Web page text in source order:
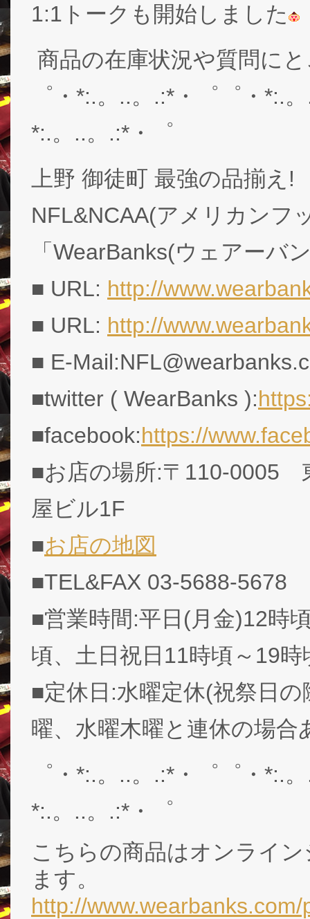
1:1トークも開始しました
商品の在庫状況や質問に
゜・*:.。..。.:*・゜゜・*:.
*:.。..。.:*・゜
上野 御徒町 最強の品揃え!
NFL&NCAA(アメリカンフ
「WearBanks(ウェアーバ
■ URL: http://
■ URL: http://
■ E-
■twitter ( WearBanks ):
■facebook:https://
■お店の場所:〒110-0005
屋ビル1F
■お店の地図
■TEL&FAX 03-5688-5678
■営業時間:平日(月金)12時
頃、土日祝日11時頃～19時
■定休日:水曜定休(祝祭日
曜、水曜木曜と連休の場合
゜・*:.。..。.:*・゜゜・*:.
*:.。..。.:*・゜
こちらの商品はオンライ
ます。
http://